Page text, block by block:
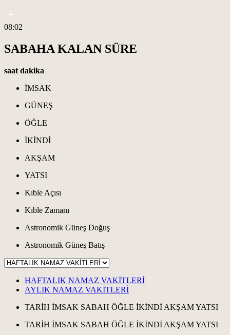
08:02
SABAHA KALAN SÜRE
saat dakika
İMSAK
GÜNEŞ
ÖĞLE
İKİNDİ
AKŞAM
YATSI
Kıble Açısı
Kıble Zamanı
Astronomik Güneş Doğuş
Astronomik Güneş Batış
HAFTALIK NAMAZ VAKİTLERİ
AYLIK NAMAZ VAKİTLERİ
TARİH İMSAK SABAH ÖĞLE İKİNDİ AKŞAMYATSI
TARİH İMSAK SABAH ÖĞLE İKİNDİ AKŞAMYATSI